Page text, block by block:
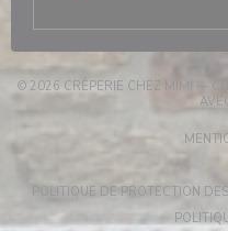
© 2026 CRÊPERIE CHEZ MIMI —
POLITIQUE DE PROTECTION